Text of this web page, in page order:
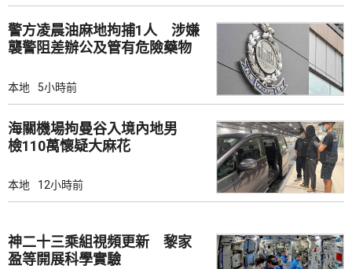
警方凌晨油麻地拘捕1人 涉嫌
襲警阻差辦公及管有危險藥物
本地 5小時前
海關機場拘曼谷入境內地男
檢110萬懷疑大麻花
本地 12小時前
神二十三乘組視頻更新 黎家
盈等開展科學實驗